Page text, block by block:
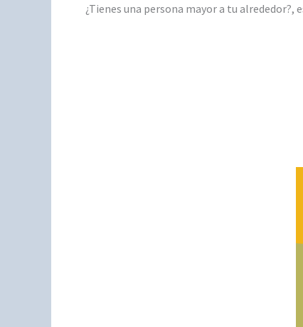
¿Tienes una persona mayor a tu alrededor?,